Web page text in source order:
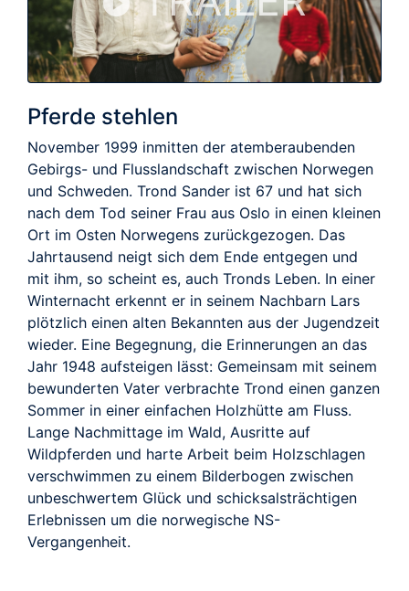
Pferde stehlen
November 1999 inmitten der atemberaubenden
Gebirgs- und Flusslandschaft zwischen Norwegen
und Schweden. Trond Sander ist 67 und hat sich
nach dem Tod seiner Frau aus Oslo in einen kleinen
Ort im Osten Norwegens zurückgezogen. Das
Jahrtausend neigt sich dem Ende entgegen und
mit ihm, so scheint es, auch Tronds Leben. In einer
Winternacht erkennt er in seinem Nachbarn Lars
plötzlich einen alten Bekannten aus der Jugendzeit
wieder. Eine Begegnung, die Erinnerungen an das
Jahr 1948 aufsteigen lässt: Gemeinsam mit seinem
bewunderten Vater verbrachte Trond einen ganzen
Sommer in einer einfachen Holzhütte am Fluss.
Lange Nachmittage im Wald, Ausritte auf
Wildpferden und harte Arbeit beim Holzschlagen
verschwimmen zu einem Bilderbogen zwischen
unbeschwertem Glück und schicksalsträchtigen
Erlebnissen um die norwegische NS-
Vergangenheit.